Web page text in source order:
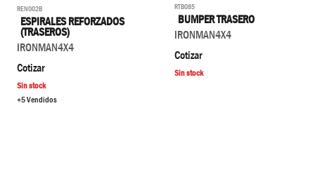
REN002B
ESPIRALES REFORZADOS
(TRASEROS)
IRONMAN4X4
Cotizar
Sin stock
+5 Vendidos
RTB085
BUMPER TRASERO
IRONMAN4X4
Cotizar
Sin stock